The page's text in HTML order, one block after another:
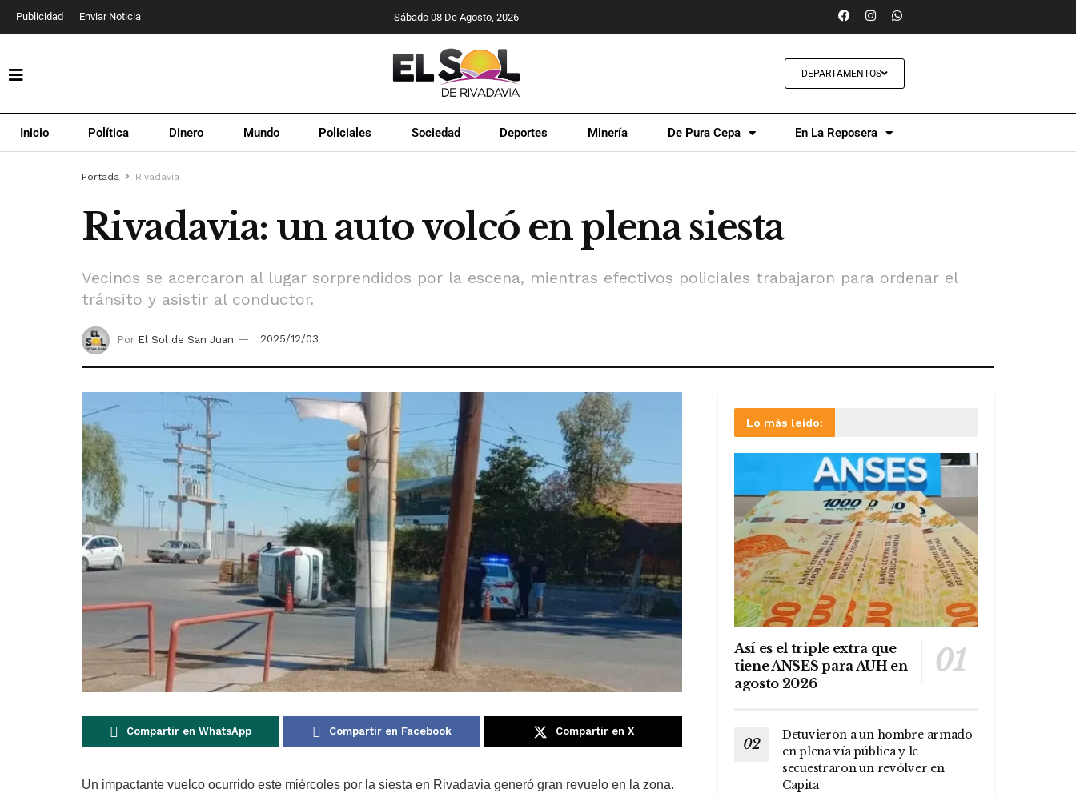
Publicidad Enviar Noticia Sábado 08 De Agosto, 2026
DEPARTAMENTOS
Inicio Política Dinero Mundo Policiales Sociedad Deportes Minería De Pura Cepa En La Reposera
Portada Rivadavia
Rivadavia: un auto volcó en plena siesta
Vecinos se acercaron al lugar sorprendidos por la escena, mientras efectivos policiales trabajaron para ordenar el
tránsito y asistir al conductor.
Por El Sol de San Juan 2025/12/03
Compartir en WhatsApp Compartir en Facebook Compartir en X
Un impactante vuelco ocurrido este miércoles por la siesta en Rivadavia generó gran revuelo en la zona.
Lo más leído:
Así es el triple extra que
tiene ANSES para AUH en
agosto 2026
Detuvieron a un hombre armado
en plena vía pública y le
secuestraron un revólver en
Capita